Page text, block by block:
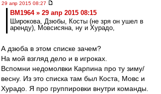
29 апр 2015 08:27
BM1964 » 29 апр 2015 08:15
Широкова, Дзюбы, Косты (не зря он ушел в
аренду), Мовсисяна, ну и Хурадо,
А дзюба в этом списке зачем?
На мой взгляд дело и в игроках.
Вспомни недомолвки Карпина про ту зиму/
весну. Из это списка там был Коста, Мовс и
Хурадо. Я про группировки внутри команды.